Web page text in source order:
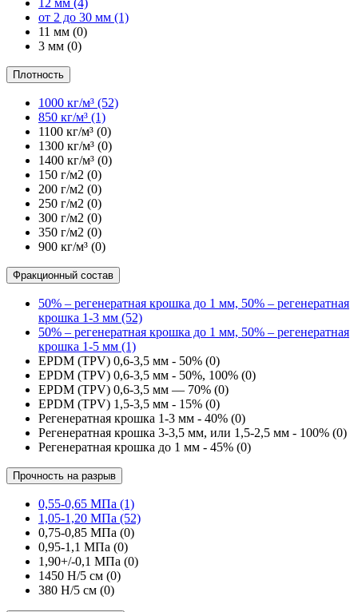
12 мм (4)
от 2 до 30 мм (1)
11 мм (0)
3 мм (0)
Плотность
1000 кг/м³ (52)
850 кг/м³ (1)
1100 кг/м³ (0)
1300 кг/м³ (0)
1400 кг/м³ (0)
150 г/м2 (0)
200 г/м2 (0)
250 г/м2 (0)
300 г/м2 (0)
350 г/м2 (0)
900 кг/м³ (0)
Фракционный состав
50% – регенератная крошка до 1 мм, 50% – регенератная
крошка 1-3 мм (52)
50% – регенератная крошка до 1 мм, 50% – регенератная
крошка 1-5 мм (1)
EPDM (TPV) 0,6-3,5 мм - 50% (0)
EPDM (TPV) 0,6-3,5 мм - 50%, 100% (0)
EPDM (TPV) 0,6-3,5 мм — 70% (0)
EPDM (TPV) 1,5-3,5 мм - 15% (0)
Регенератная крошка 1-3 мм - 40% (0)
Регенератная крошка 3-3,5 мм, или 1,5-2,5 мм - 100% (0)
Регенератная крошка до 1 мм - 45% (0)
Прочность на разрыв
0,55-0,65 МПа (1)
1,05-1,20 МПа (52)
0,75-0,85 МПа (0)
0,95-1,1 МПа (0)
1,90+/-0,1 МПа (0)
1450 Н/5 см (0)
380 Н/5 см (0)